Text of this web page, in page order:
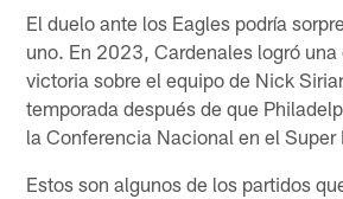
El duelo ante los Eagles podría
uno. En 2023, Cardenales logró
victoria sobre el equipo de Nick
temporada después de que
la Conferencia Nacional en el Super
Estos son algunos de los partidos